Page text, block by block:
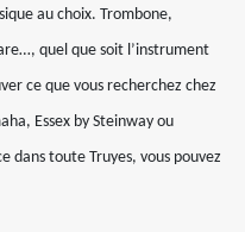
au choix. Trombone,
quel que soit l’instrument
ce que vous recherchez chez
Essex by Steinway ou
dans toute Truyes, vous pouvez